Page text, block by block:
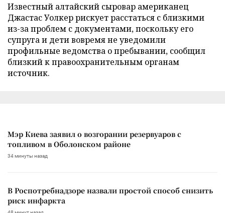
Известный алтайский сыровар американец
Джастас Уолкер рискует расстаться с близкими
из-за проблем с документами, поскольку его
супруга и дети вовремя не уведомили
профильные ведомства о пребывании, сообщил
близкий к правоохранительным органам
источник.
Мэр Киева заявил о возгорании резервуаров с
топливом в Оболонском районе
34 минуты назад
В Роспотребнадзоре назвали простой способ снизить
риск инфаркта